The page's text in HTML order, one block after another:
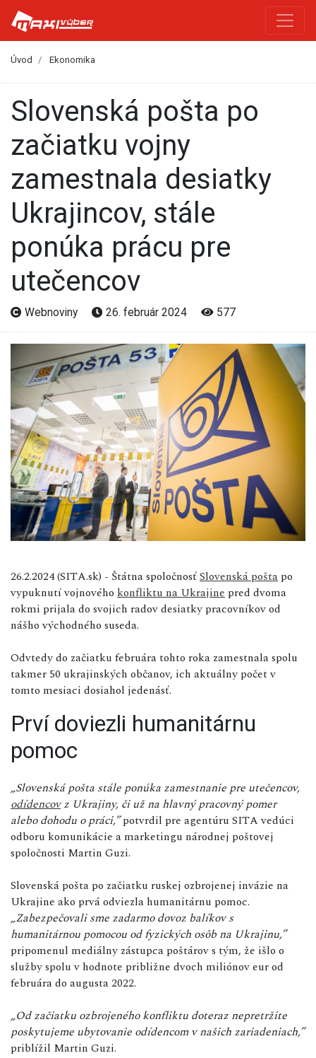
Úvod Ekonomika
Slovenská pošta po
začiatku vojny
zamestnala desiatky
Ukrajincov, stále
ponúka prácu pre
utečencov
Webnoviny 26. február 2024 577
26.2.2024 (SITA.sk) - Štátna spoločnosťSlovenská pošta po
vypuknutí vojnového konfliktu na Ukrajine pred dvoma
rokmi prijala do svojich radov desiatky pracovníkov od
nášho východného suseda.
Odvtedy do začiatku februára tohto roka zamestnala spolu
takmer 50 ukrajinských občanov, ich aktuálny počet v
tomto mesiaci dosiahol jedenásť.
Prví doviezli humanitárnu
pomoc
„Slovenská pošta stále ponúka zamestnanie pre utečencov,
odídencovz Ukrajiny, či už na hlavný pracovný pomer
alebo dohodu o práci,”potvrdil pre agentúru SITA vedúci
odboru komunikácie a marketingu národnej poštovej
spoločnosti Martin Guzi.
Slovenská pošta po začiatku ruskej ozbrojenej invázie na
Ukrajine ako prvá odviezla humanitárnu pomoc.
„Zabezpečovali sme zadarmo dovoz balíkov s
humanitárnou pomocou od fyzických osôb na Ukrajinu,”
pripomenul mediálny zástupca poštárov s tým, že išlo o
služby spolu v hodnote približne dvoch miliónov eur od
februára do augusta 2022.
„Od začiatku ozbrojeného konfliktu doteraz nepretržite
poskytujeme ubytovanie odídencom v našich zariadeniach,”
priblížil Martin Guzi.